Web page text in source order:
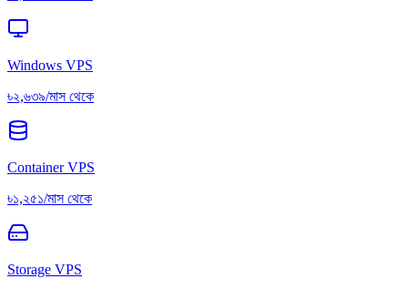
Windows VPS
৳২,৬৩৯/মাস থেকে
Container VPS
৳১,২৫১/মাস থেকে
Storage VPS